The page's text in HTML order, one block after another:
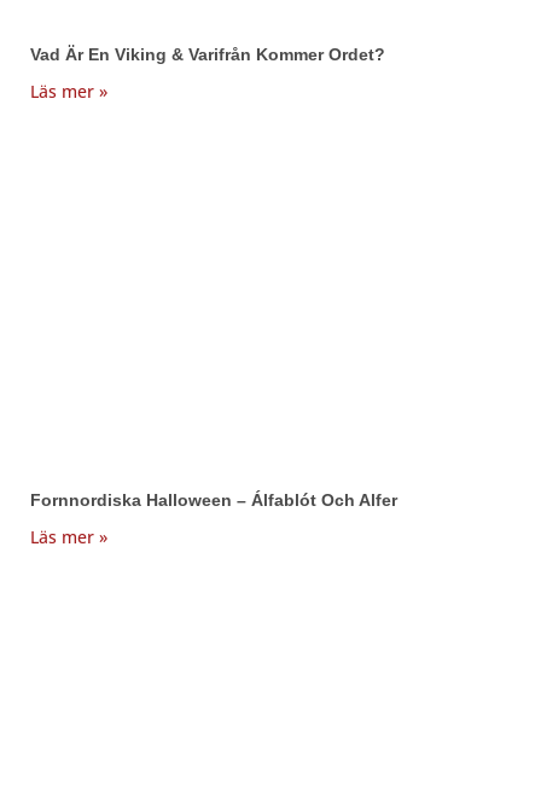
Vad Är En Viking & Varifrån Kommer Ordet?
Läs mer »
Fornnordiska Halloween – Álfablót Och Alfer
Läs mer »